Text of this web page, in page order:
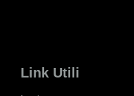
Link Utili